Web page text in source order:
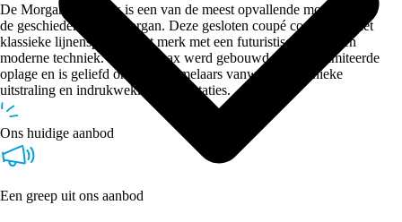
De Morgan Aeromax is een van de meest opvallende modellen uit
de geschiedenis van Morgan. Deze gesloten coupé combineert het
klassieke lijnenspel van het merk met een futuristisch design en
moderne techniek. De Aeromax werd gebouwd in een gelimiteerde
oplage en is geliefd onder verzamelaars vanwege zijn unieke
uitstraling en indrukwekkende prestaties.
Ons huidige aanbod
Een greep uit ons aanbod